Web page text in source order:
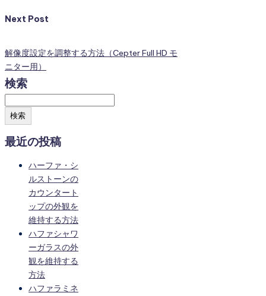
Next Post
解像度設定を調整する方法（Cepter Full HD モ
ニター用）
検索
検索
最近の投稿
ハーファ・シ
ルストーンの
カウンタート
ップの外観を
維持する方法
ハファシャワ
ーガラスの外
観を維持する
方法
ハファラミネ